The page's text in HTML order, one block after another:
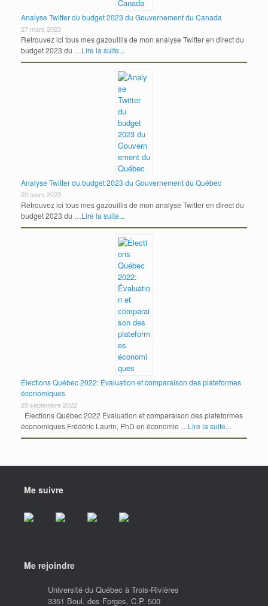
Analyse Twitter du budget 2023 du Gouvernement du Canada
27 mars 2023
Retrouvez ici tous mes gazouillis de mon analyse Twitter en direct du
budget 2023 du …Lire la suite...
Analyse Twitter du budget 2023 du Gouvernement du Québec
20 mars 2023
Retrouvez ici tous mes gazouillis de mon analyse Twitter en direct du
budget 2023 du …Lire la suite...
Élections Québec 2022: Évaluation et comparaison des plateformes
économiques
25 septembre 2022
Élections Québec 2022 Évaluation et comparaison des plateformes
économiques Frédéric Laurin, PhD en économie …Lire la suite...
Me suivre
Me rejoindre
Université du Québec à Trois-Rivières
3351 Boul. des Forges, C.P. 500